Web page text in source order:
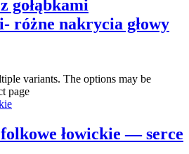
gołąbkami
różne nakrycia głowy
variants. The options may be
page
łowickie — serce